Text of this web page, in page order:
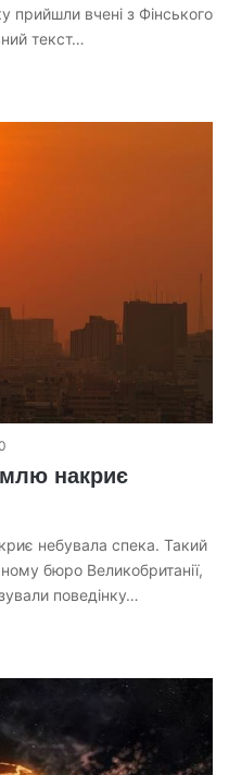
прийшли вчені з Фінського
текст…
накриє
небувала спека. Такий
бюро Великобританії,
поведінку…